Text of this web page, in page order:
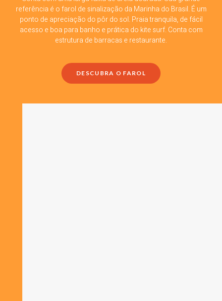
referência é o farol de sinalização da Marinha do Brasil. É um
ponto de apreciação do pôr do sol. Praia tranquila, de fácil
acesso e boa para banho e prática do kite surf. Conta com
estrutura de barracas e restaurante.
DESCUBRA O FAROL